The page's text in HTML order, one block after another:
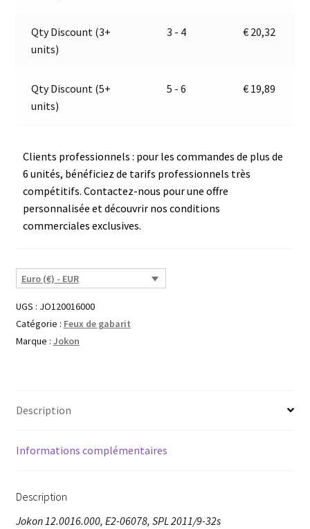
32V
06078
Qty Discount (3+
units)
3 - 4 € 20,32
Qty Discount (5+
units)
5 - 6 € 19,89
Clients professionnels : pour les commandes de plus de
6 unités, bénéficiez de tarifs professionnels très
compétitifs. Contactez-nous pour une offre
personnalisée et découvrir nos conditions
commerciales exclusives.
Euro (€) - EUR
UGS : JO120016000
Catégorie : Feux de gabarit
Marque : Jokon
Description
Informations complémentaires
Description
Jokon 12.0016.000, E2-06078, SPL 2011/9-32s